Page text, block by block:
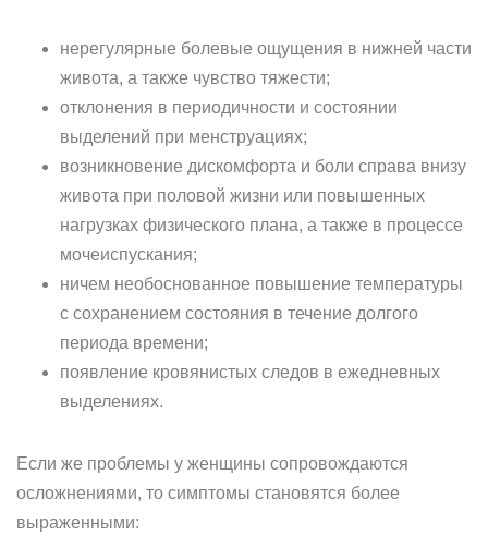
нерегулярные болевые ощущения в нижней части
живота, а также чувство тяжести;
отклонения в периодичности и состоянии
выделений при менструациях;
возникновение дискомфорта и боли справа внизу
живота при половой жизни или повышенных
нагрузках физического плана, а также в процессе
мочеиспускания;
ничем необоснованное повышение температуры
с сохранением состояния в течение долгого
периода времени;
появление кровянистых следов в ежедневных
выделениях.
Если же проблемы у женщины сопровождаются
осложнениями, то симптомы становятся более
выраженными: